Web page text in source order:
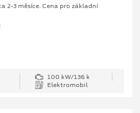
2-3 měsíce. Cena pro základní
100 kW/136 k
Elektromobil